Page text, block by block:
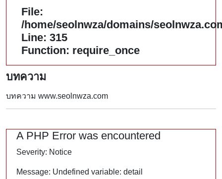
File:
/home/seolnwza/domains/
Line: 315
Function: require_once
บทความ
บทความ www.seolnwza.com
A PHP Error was encountered
Severity: Notice
Message: Undefined variable: detail